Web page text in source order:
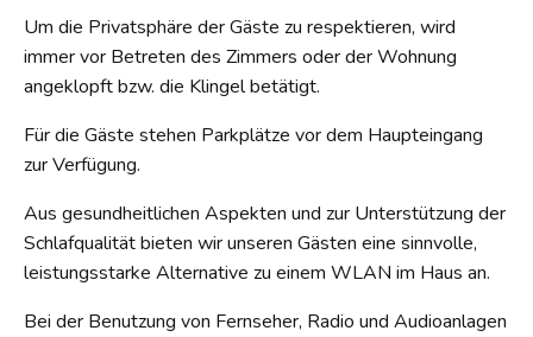
Um die Privatsphäre der Gäste zu respektieren, wird
immer vor Betreten des Zimmers oder der Wohnung
angeklopft bzw. die Klingel betätigt.
Für die Gäste stehen Parkplätze vor dem Haupteingang
zur Verfügung.
Aus gesundheitlichen Aspekten und zur Unterstützung der
Schlafqualität bieten wir unseren Gästen eine sinnvolle,
leistungsstarke Alternative zu einem WLAN im Haus an.
Bei der Benutzung von Fernseher, Radio und Audioanlagen